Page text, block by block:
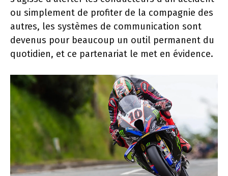
ou simplement de profiter de la compagnie des
autres, les systèmes de communication sont
devenus pour beaucoup un outil permanent du
quotidien, et ce partenariat le met en évidence.